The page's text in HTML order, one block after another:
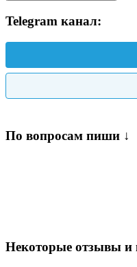
Telegram канал:
По вопросам пиши ↓
Некоторые отзывы и